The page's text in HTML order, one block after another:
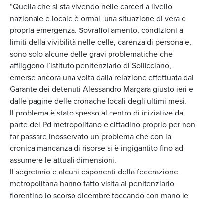
“Quella che si sta vivendo nelle carceri a livello
nazionale e locale è ormai una situazione di vera e
propria emergenza. Sovraffollamento, condizioni ai
limiti della vivibilità nelle celle, carenza di personale,
sono solo alcune delle gravi problematiche che
affliggono l’istituto penitenziario di Sollicciano,
emerse ancora una volta dalla relazione effettuata dal
Garante dei detenuti Alessandro Margara giusto ieri e
dalle pagine delle cronache locali degli ultimi mesi.
Il problema è stato spesso al centro di iniziative da
parte del Pd metropolitano e cittadino proprio per non
far passare inosservato un problema che con la
cronica mancanza di risorse si è ingigantito fino ad
assumere le attuali dimensioni.
Il segretario e alcuni esponenti della federazione
metropolitana hanno fatto visita al penitenziario
fiorentino lo scorso dicembre toccando con mano le